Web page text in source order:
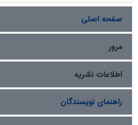
صفحه اصلی
مرور
اطلاعات نشریه
راهنمای نویسندگان